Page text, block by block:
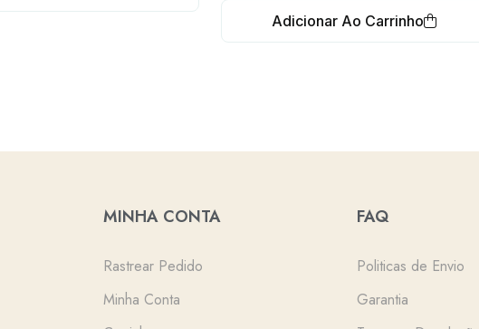
Adicionar Ao Carrinho
MINHA CONTA
Rastrear Pedido
Minha Conta
FAQ
Politicas de Envio
Garantia